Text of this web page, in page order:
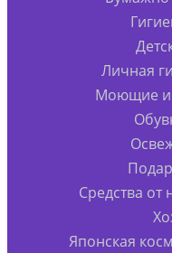
Личная
Моющие и
Средства от
Японская